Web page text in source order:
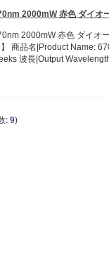
2000mW 赤色 ダイオ
2000mW 赤色 ダイオ
商品名|Product Name:
波長|Output
: 9)